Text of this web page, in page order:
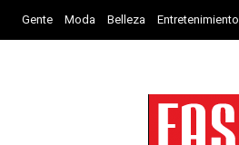
Gente Moda Belleza Entretenimiento